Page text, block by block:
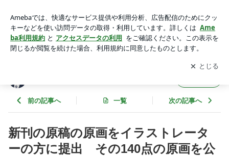
の原画を公開 | 天野統康のブログ 政治・経済・思想研究
アプリをダウンロードして ブログの更新通知
を受け取りまし
ょう。
開く
前の記事へ 一覧 次の記事へ
新刊の原稿の原画をイラストレータ
ーの方に提出 その140点の原画を公